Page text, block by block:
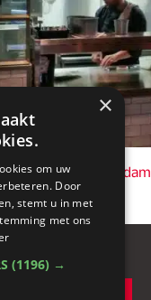
& BLUE – Amsterdam
×
om uw
Door
stemt u in met
met ons
(1196) →